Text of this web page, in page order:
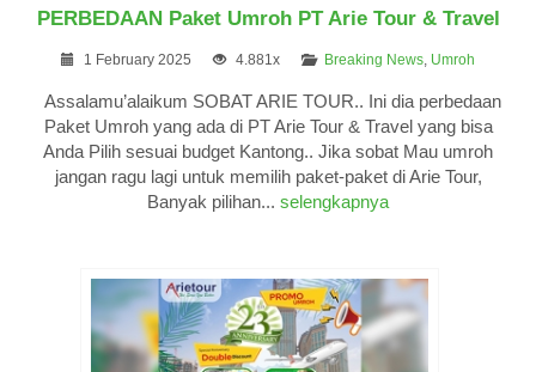
PERBEDAAN Paket Umroh PT Arie Tour & Travel
1 February 2025 4.881x Breaking News Umroh
Assalamu’alaikum SOBAT ARIE TOUR.. Ini dia perbedaan
Paket Umroh yang ada di PT Arie Tour & Travel yang bisa
Anda Pilih sesuai budget Kantong.. Jika sobat Mau umroh
jangan ragu lagi untuk memilih paket-paket di Arie Tour,
Banyak pilihan... selengkapnya